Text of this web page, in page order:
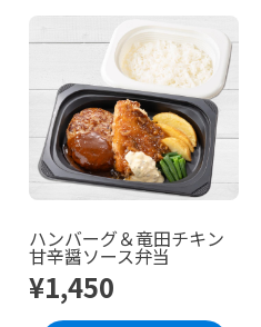
ハンバーグ＆竜田チキン
甘辛醤ソース弁当
¥1,450